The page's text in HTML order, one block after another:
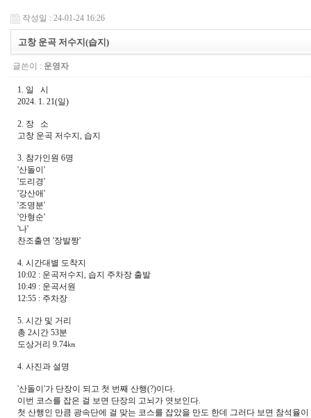
작성일 : 24-01-24 16:26
고창 운곡 저수지(습지)
글쓴이 : 운영자
1. 일 시
2024. 1. 21(일)
2. 장 소
고창 운곡 저수지, 습지
3. 참가인원 6명
'산돌이'
'도리경'
'강산애'
'조명분'
'안형순'
'나'
찬조출연 '장발짱'
4. 시간대별 도착지
10:02 : 운곡저수지, 습지 주차장 출발
10:49 : 운곡서원
12:55 : 주차장
5. 시간 및 거리
총 2시간 53분
도상거리 9.74㎞
4. 사진과 설명
'산돌이'가 단장이 되고 첫 번째 산행(?)이다.
이번 코스를 잡은 걸 보면 단장의 고뇌가 엿보인다.
첫 산행인 만큼 광속단에 걸 맞는 코스를 잡았을 만도 한데 그러다 보면 참석율